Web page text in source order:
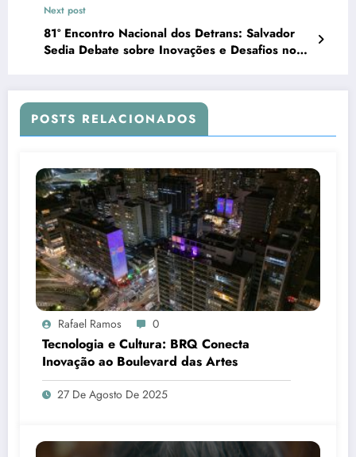
Next post
81º Encontro Nacional dos Detrans: Salvador
Sedia Debate sobre Inovações e Desafios no
POSTS RELACIONADOS
Rafael Ramos 0
Tecnologia e Cultura: BRQ Conecta
Inovação ao Boulevard das Artes
27 De Agosto De 2025